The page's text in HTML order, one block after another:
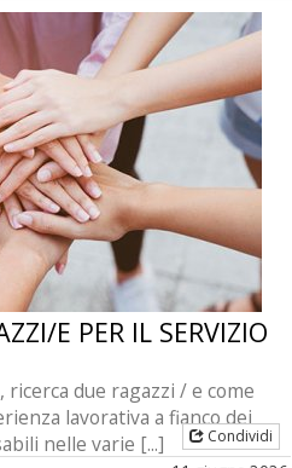
E PER IL SERVIZIO
ricerca due ragazzi / e come
lavorativa a fianco dei
nelle varie [...]
Condividi